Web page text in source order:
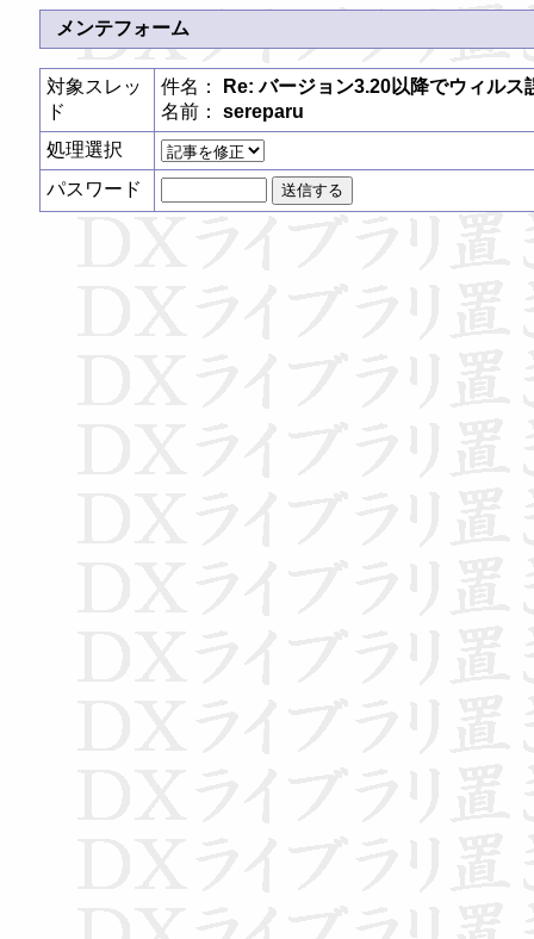
メンテフォーム
対象スレッ
ド
件名：
Re: バージョン3.20以降でウィルス
名前： sereparu
処理選択
パスワード